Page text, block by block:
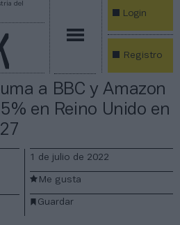
del
Login
Registro
a BBC y Amazon
en Reino Unido en
1 de julio de 2022
Guardar
Me gusta